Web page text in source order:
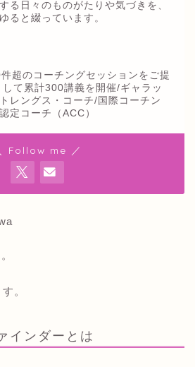
る日々のものがたりや気づきを、
ると綴っています。
超のコーチングセッションをご提
て累計300講義を開催/ギャラッ
レングス・コーチ/国際コーチン
定コーチ（ACC）
Follow me ／
。
インダーとは